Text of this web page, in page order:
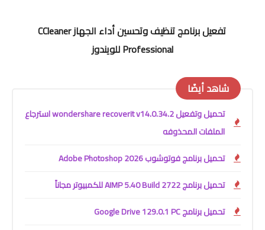
تفعيل برنامج تنظيف وتحسين أداء الجهاز CCleaner
Professional للويندوز
شاهد أيضًا
تحميل وتفعيل wondershare recoverit v14.0.34.2 استرجاع
الملفات المحذوفه
تحميل برنامج فوتوشوب Adobe Photoshop 2026
تحميل برنامج AIMP 5.40 Build 2722 للكمبيوتر مجاناً
تحميل برنامج Google Drive 129.0.1 PC